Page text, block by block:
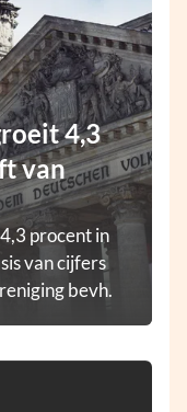
4,3
van
procent in
van cijfers
bevh.